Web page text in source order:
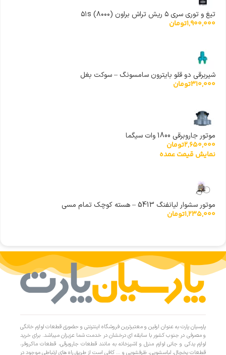
تیغ و توری سری ۵ ریش تراش براون (۸۰۰۰) ۵۱s
1,900,000تومان
شیربرقی دو قلو بایترون سامسونگ – سوکت بغل
310,000تومان
موتور جاروبرقی 1800 وات سیگما
2,650,000تومان
نمایش قیمت عمده
موتور سشوار لیانفنگ 5413 – هسته کوچک تمام مسی
1,235,000تومان
پارسیان پارت به عنوان اولین و معتبرترین فروشگاه اینترنتی و حضوری قطعات لوازم خانگی
و مصرفی در جنوب کشور با سابقه ای درخشان در خدمت شما عزیزان میباشد. برای خرید
لوازم یدکی و جانی لوازم منزل و آشپزخانه به مانند قطعات جاروبرقی، قطعات ماکروفر،
قطعات یخچال، لباسشویی، ظرفشویی و … کافی است از طریق راه های ارتباطی موجود در